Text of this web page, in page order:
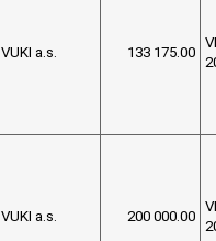
VUKI a.s. 133 175.00
VUKI a.s. 200 000.00